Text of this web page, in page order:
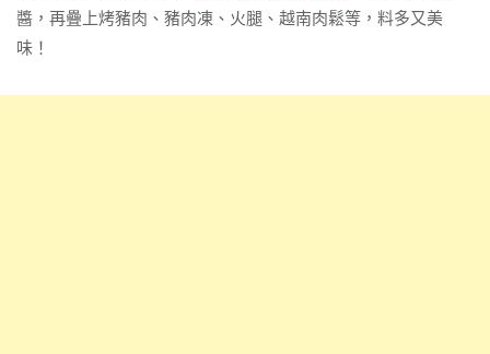
醬，再疊上烤豬肉、豬肉凍、火腿、越南肉鬆等，料多又美
味！